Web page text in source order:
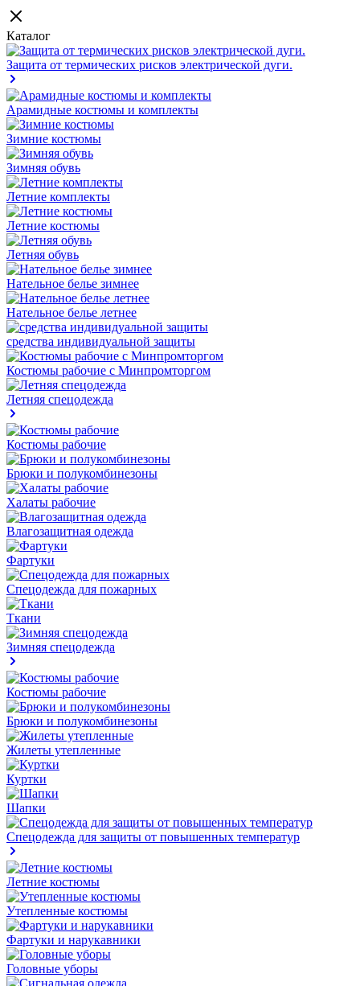
Каталог
Защита от термических рисков электрической дуги.
Арамидные костюмы и комплекты
Зимние костюмы
Зимняя обувь
Летние комплекты
Летние костюмы
Летняя обувь
Нательное белье зимнее
Нательное белье летнее
средства индивидуальной защиты
Костюмы рабочие с Минпромторгом
Летняя спецодежда
Костюмы рабочие
Брюки и полукомбинезоны
Халаты рабочие
Влагозащитная одежда
Фартуки
Спецодежда для пожарных
Ткани
Зимняя спецодежда
Костюмы рабочие
Брюки и полукомбинезоны
Жилеты утепленные
Куртки
Шапки
Спецодежда для защиты от повышенных температур
Летние костюмы
Утепленные костюмы
Фартуки и нарукавники
Головные уборы